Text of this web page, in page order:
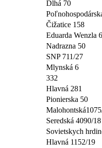
Dlhá 70
Čižatice 158
Eduarda Wenzla 6
Nadrazna 50
SNP 711/27
Mlynská 6
332
Hlavná 281
Pionierska 50
Seredská 4090/18
Sovietskych
Hlavná 1152/19